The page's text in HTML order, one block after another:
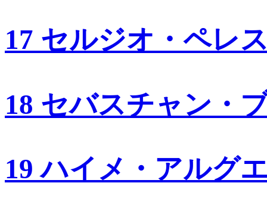
17 セルジオ・ペレ
18 セバスチャン・
19 ハイメ・アルグ